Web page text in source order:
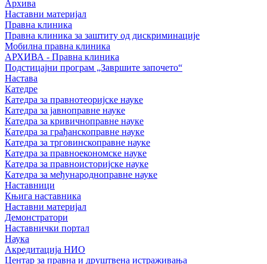
Архива
Наставни материјал
Правна клиника
Правна клиника за заштиту од дискриминације
Мобилна правна клиника
АРХИВА - Правна клиника
Подстицајни програм „Завршите започето“
Настава
Катедре
Катедра за правнотеоријске науке
Катедра за јавноправне науке
Катедра за кривичноправне науке
Катедра за грађанскоправне науке
Катедра за трговинскоправне науке
Катедра за правноекономске науке
Катедра за правноисторијске науке
Катедра за међународноправне науке
Наставници
Књига наставника
Наставни материјал
Демонстратори
Наставнички портал
Наука
Акредитација НИО
Центар за правна и друштвена истраживања